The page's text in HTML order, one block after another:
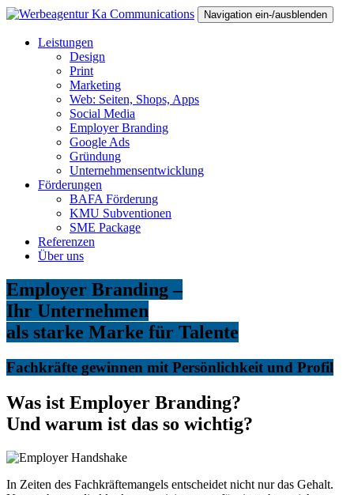
Navigation ein-/ausblenden
Leistungen
Design
Print
Marketing
Web: Seiten, Shops, Apps
Social Media
Employer Branding
Google Ads
Gründung
Unternehmensentwicklung
Förderungen
BAFA Förderung
KMU Subventionen
SME Package
Referenzen
Über uns
Employer Branding –
Ihr Unternehmen
als starke Marke für Talente
Fachkräfte gewinnen mit Persönlichkeit und Profil
Was ist Employer Branding?
Und warum ist das so wichtig?
In Zeiten des Fachkräftemangels entscheidet nicht nur das Gehalt.